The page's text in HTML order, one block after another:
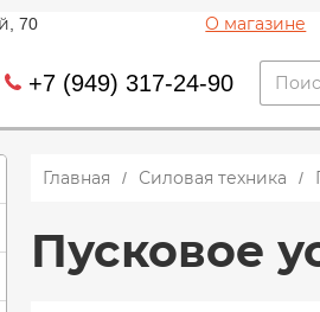
70 О магазине
+7 (949) 317-24-90
Главная Силовая техника
Пусковое